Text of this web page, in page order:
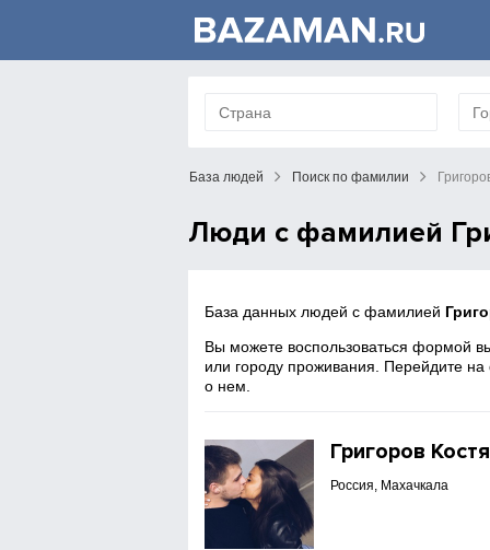
База людей Поиск по фамилии
Люди с фамилией
База данных людей с фамилией
Вы можете воспользоваться формой
или городу проживания. Перейдите
о нем.
Григоров Костя
Россия, Махачкала